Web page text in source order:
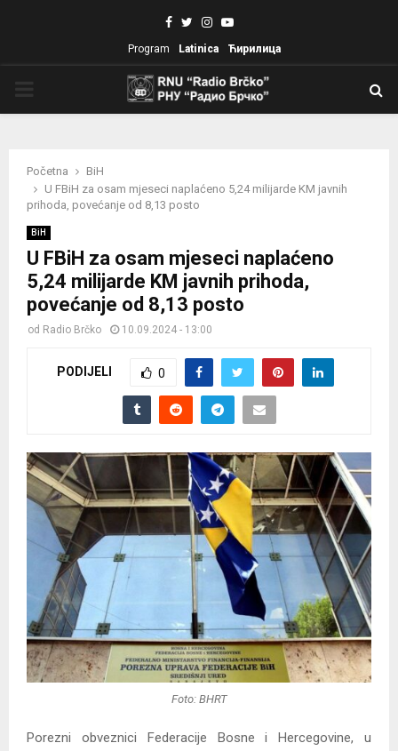
Facebook
TwitterInstagram
Youtube
Program Latinica Ћирилица
Početna
BiH
U FBiH za osam mjeseci naplaćeno 5,24 milijarde KM javnih
prihoda, povećanje od 8,13 posto
BiH
U FBiH za osam mjeseci naplaćeno
5,24 milijarde KM javnih prihoda,
povećanje od 8,13 posto
od Radio Brčko 10.09.2024 - 13:00
PODIJELI 0
Foto: BHRT
Porezni obveznici Federacije Bosne i Hercegovine, u